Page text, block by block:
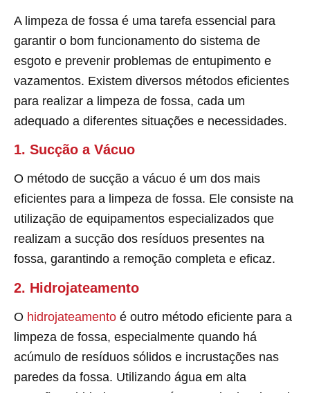
A limpeza de fossa é uma tarefa essencial para
garantir o bom funcionamento do sistema de
esgoto e prevenir problemas de entupimento e
vazamentos. Existem diversos métodos eficientes
para realizar a limpeza de fossa, cada um
adequado a diferentes situações e necessidades.
1. Sucção a Vácuo
O método de sucção a vácuo é um dos mais
eficientes para a limpeza de fossa. Ele consiste na
utilização de equipamentos especializados que
realizam a sucção dos resíduos presentes na
fossa, garantindo a remoção completa e eficaz.
2. Hidrojateamento
O hidrojateamento é outro método eficiente para a
limpeza de fossa, especialmente quando há
acúmulo de resíduos sólidos e incrustações nas
paredes da fossa. Utilizando água em alta